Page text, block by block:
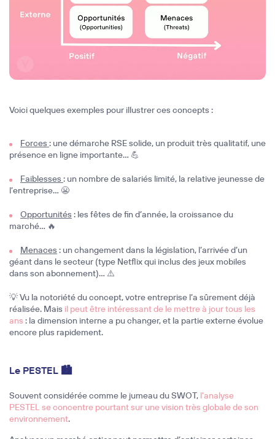
Voici quelques exemples pour illustrer ces concepts :
Forces : une démarche RSE solide, un produit très qualitatif, une
présence en ligne importante… 💪
Faiblesses : un nombre de salariés limité, la relative jeunesse de
l’entreprise… 😬
Opportunités : les fêtes de fin d’année, la croissance du
marché… 🔥
Menaces : un changement dans la législation, l’arrivée d’un
géant dans le secteur (type Netflix qui inclus des jeux mobiles
dans son abonnement)… ⚠️
💡 Vu la notoriété du concept, votre entreprise l’a sûrement déjà
réalisée. Mais il peut être intéressant de le mettre à jour tous les
ans : la dimension interne a pu changer, et la partie externe évolue
encore plus rapidement.
Le PESTEL 🏙️
Souvent considérée comme le jumeau du SWOT, l’analyse
PESTEL se concentre pourtant sur une vision très globale de son
environnement.